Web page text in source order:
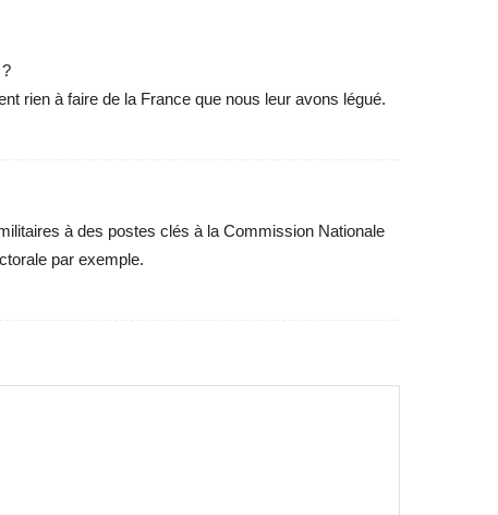
rien à faire de la France que nous leur avons légué.
à des postes clés à la Commission Nationale
par exemple.